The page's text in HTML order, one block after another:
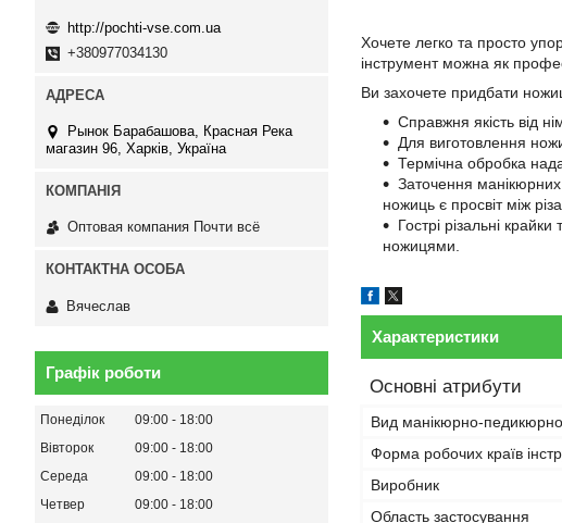
Хочете легко та просто
інструмент можна як
Ви захочете придбати
Справжня якість від
Для виготовлення
Термічна обробка
Заточення
ножиць є просвіт між
Гострі різальні
ножицями.
Характеристики
Основні атрибути
Вид манікюрно-
Форма робочих країв
Виробник
Область застосування
http://pochti-vse.com.ua
+380977034130
Рынок Барабашова, Красная Река
магазин 96, Харків, Україна
Оптовая компания Почти всё
Вячеслав
Графік роботи
Понеділок 09:00
18:00
Вівторок
09:00
18:00
Середа
09:00
18:00
Четвер
09:00
18:00